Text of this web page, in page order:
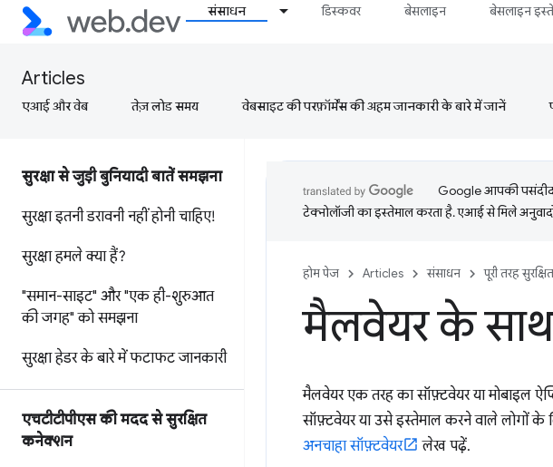
संसाधन डिस्कवर बेसलाइन बेसलाइन
Articles
एआई और वेब तेज़ लोड समय वेबसाइट की परफ़ॉर्मेंस की अहम जानकारी के बारे में जानें
सुरक्षा से जुड़ी बुनियादी बातें समझना
सुरक्षा इतनी डरावनी नहीं होनी चाहिए!
सुरक्षा हमले क्या हैं?
"समान-साइट" और "एक ही-शुरुआत
की जगह" को समझना
सुरक्षा हेडर के बारे में फटाफट जानकारी
एचटीटीपीएस की मदद से सुरक्षित
कनेक्शन
Google आपकी
टेक्नोलॉजी का इस्तेमाल करता है. एआई से मिले
होम पेज Articles संसाधन पूरी तरह सुरक्षित
मैलवेयर के
मैलवेयर एक तरह का सॉफ़्टवेयर या मोबाइल
सॉफ़्टवेयर या उसे इस्तेमाल करने वाले लोगों के
अनचाहा सॉफ़्टवेयर
लेख पढ़ें.